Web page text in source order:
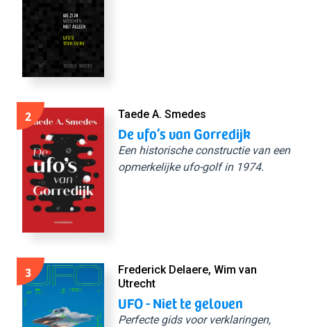
2 Taede A. Smedes
De ufo’s van Gorredijk
Een historische constructie van een
opmerkelijke ufo-golf in 1974.
3
Frederick Delaere, Wim van
Utrecht
UFO - Niet te geloven
Perfecte gids voor verklaringen,